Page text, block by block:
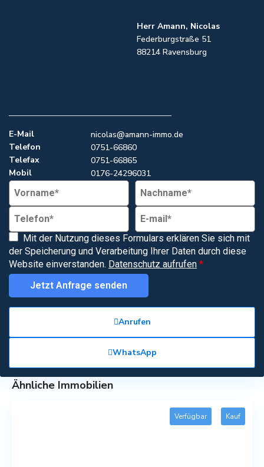
Herr Amann, Nicolas
Federburgstraße 51
88214 Ravensburg
E-Mail
nicolas@amann-immo.de
Telefon
0751-66860
Telefax
0751-66865
Mobil
0176-24296031
Mit der Nutzung dieses Formulars erklären Sie sich mit
der Speicherung und Verarbeitung Ihrer Daten durch diese
Website einverstanden. Datenschutz aufrufen *
Jetzt Anfrage senden
Anrufen
WhatsApp
Ähnliche Immobilien
Verfügbar Kauf